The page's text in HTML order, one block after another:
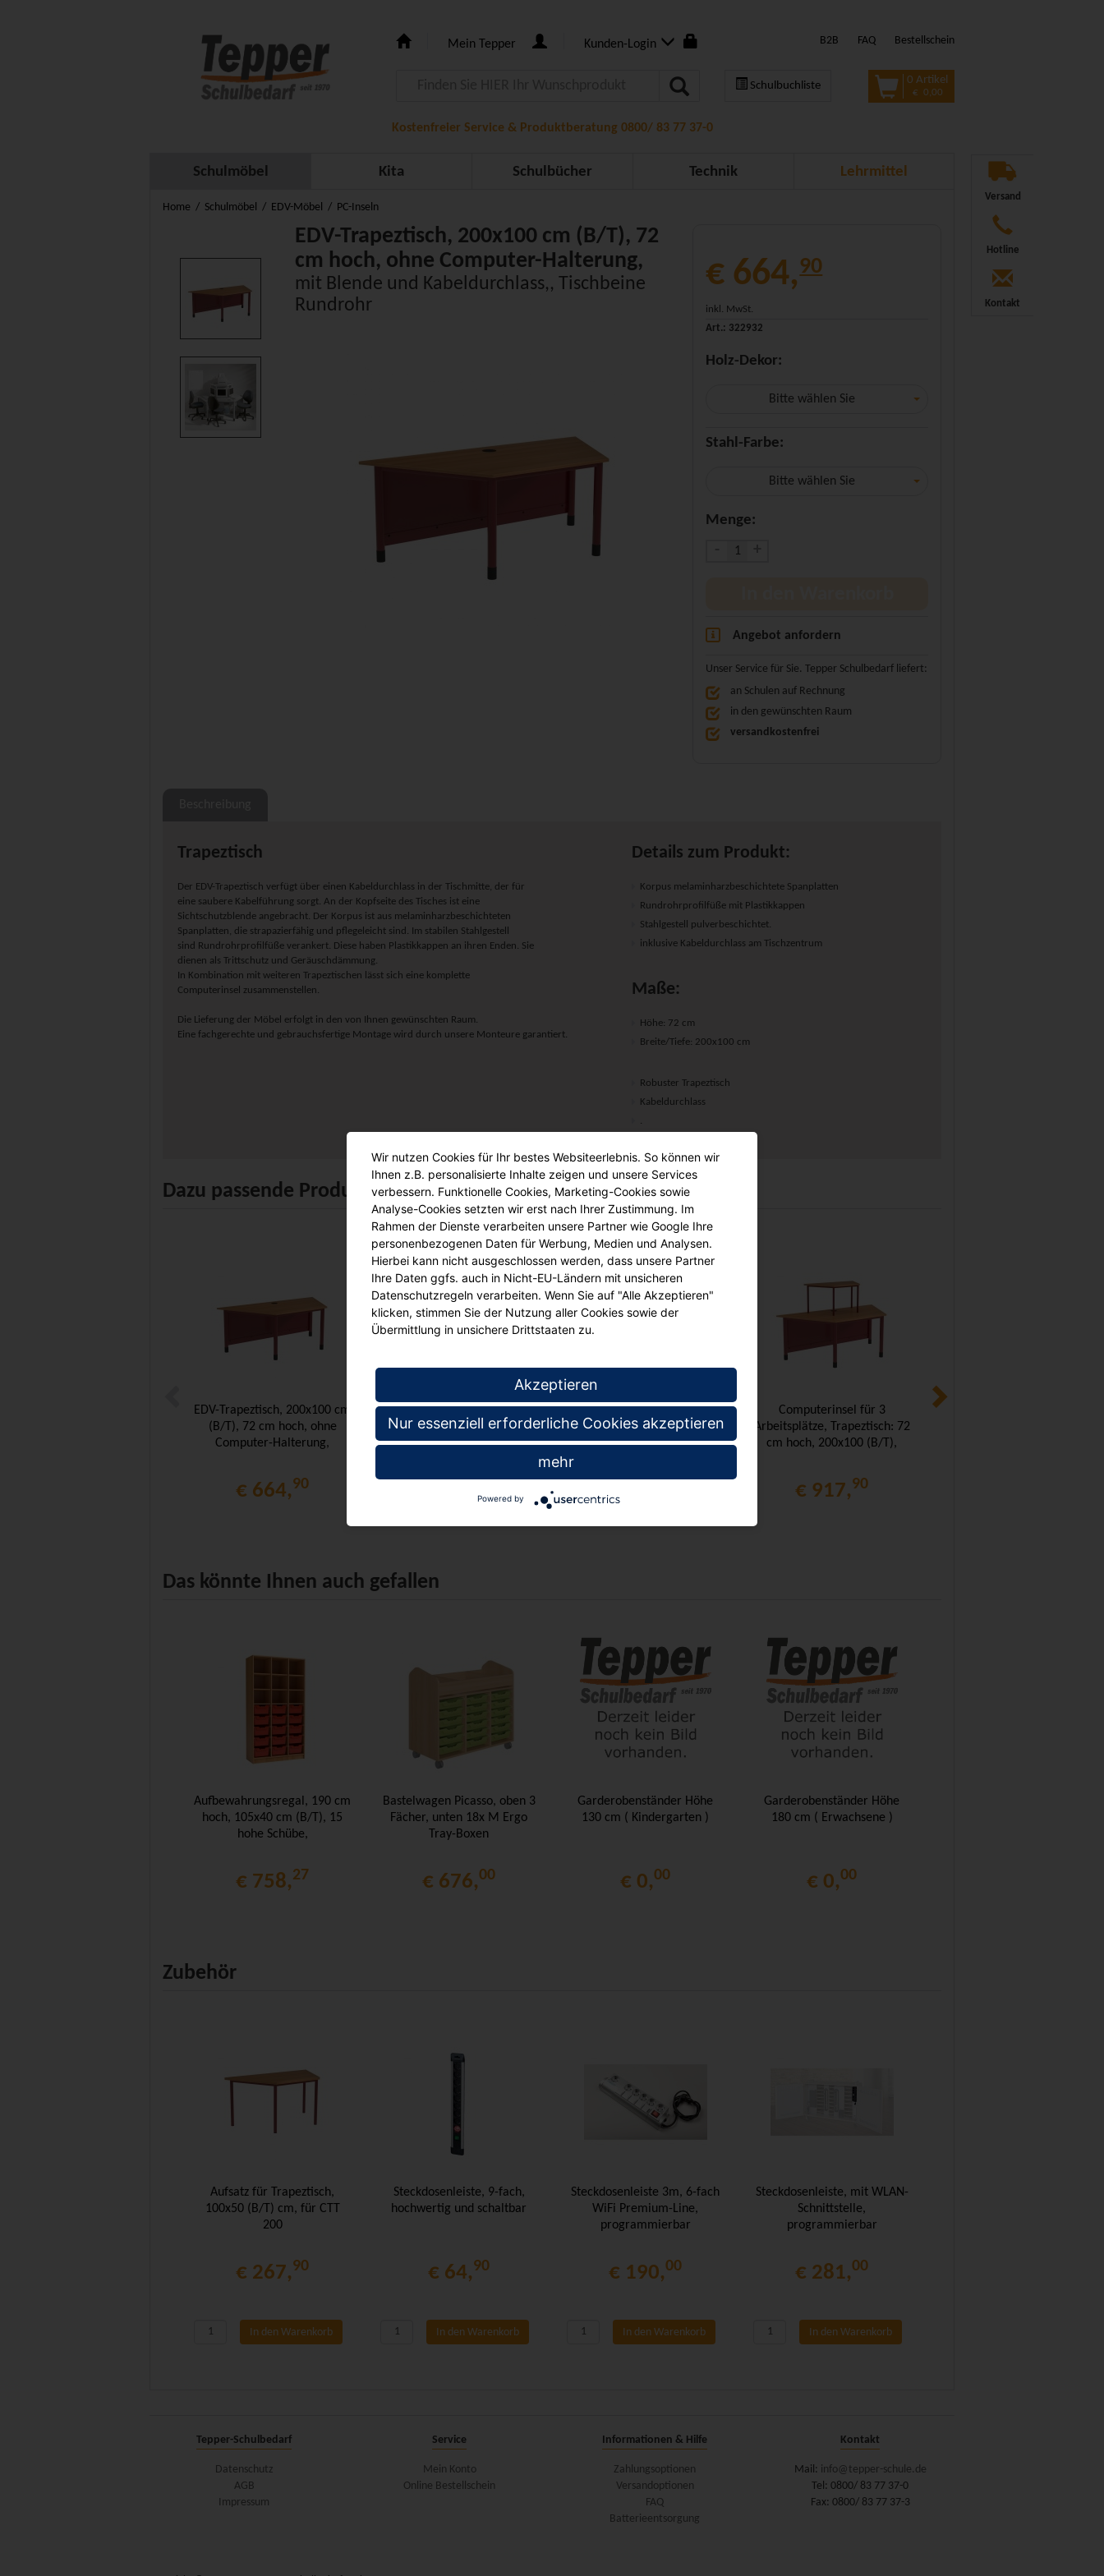
Mein Tepper Kunden-Login B2B FAQ Bestellschein
Schulbuchliste 0 Artikel
€ 0,00
Kostenfreier Service & Produktberatung 0800/ 83 77 37-0
Schulmöbel Kita Schulbücher Technik Lehrmittel
Versand
Hotline
Kontakt
Home Schulmöbel EDV-Möbel PC-Inseln
EDV-Trapeztisch, 200x100 cm (B/T), 72
cm hoch, ohne Computer-Halterung,
mit Blende und Kabeldurchlass,, Tischbeine
Rundrohr
€ 664,90
inkl. MwSt.
Art.: 322932
Holz-Dekor:
Bitte wählen Sie
Stahl-Farbe:
Bitte wählen Sie
Menge:
Angebot anfordern
Unser Service für Sie. Tepper Schulbedarf liefert:
an Schulen auf Rechnung
in den gewünschten Raum
versandkostenfrei
Trapeztisch
Der EDV-Trapeztisch verfügt über einen Kabeldurchlass in der Tischmitte, der für
eine saubere Kabelführung sorgt. An der Kopfseite des Tisches ist eine
Sichtschutzblende angebracht. Der Korpus ist aus melaminharzbeschichteten
Spanplatten, die strapazierfähig und pflegeleicht sind. Im stabilen Stahlgestell
sind Rundrohrprofilfüße verankert. Diese haben Plastikkappen an ihren Enden. Sie
dienen als Trittschutz und Geräuschdämmung.
In Kombination mit weiteren Trapeztischen lässt sich eine komplette
Computerinsel zusammenstellen.
Die Lieferung der Möbel erfolgt in den von Ihnen gewünschten Raum.
Eine fachgerechte und gebrauchsfertige Montage wird durch unsere Monteure garantiert.
Details zum Produkt:
Korpus melaminharzbeschichtete Spanplatten
Rundrohrprofilfüße mit Plastikkappen
Stahlgestell pulverbeschichtet.
inklusive Kabeldurchlass am Tischzentrum
Maße:
Höhe: 72 cm
Breite/Tiefe: 200x100 cm
Robuster Trapeztisch
Kabeldurchlass
.
Dazu passende Produkte
EDV-Trapeztisch, 200x100 cm
(B/T), 72 cm hoch, ohne
Computer-Halterung,
€ 664,90
EDV-Trapeztisch, 240x120 cm
(B/T), 72 cm hoch, ohne
Computer-Halterung,
€ 789,90
Computerinsel für 6
Arbeitsplätze, Trapeztisch: 72
cm hoch, 200x100 (B/T),
€ 1.791, 90
Computerinsel für 3
Arbeitsplätze, Trapeztisch: 72
cm hoch, 200x100 (B/T),
€ 917,90
Das könnte Ihnen auch gefallen
Aufbewahrungsregal, 190 cm
hoch, 105x40 cm (B/T), 15
hohe Schübe,
€ 758,27
Bastelwagen Picasso, oben 3
Fächer, unten 18x M Ergo
Tray-Boxen
€ 676,00
Garderobenständer Höhe
130 cm ( Kindergarten )
€ 0,00
Garderobenständer Höhe
180 cm ( Erwachsene )
€ 0,00
Zubehör
Aufsatz für Trapeztisch,
100x50 (B/T) cm, für CTT
200
€ 267,90
In den Warenkorb
Steckdosenleiste, 9-fach,
hochwertig und schaltbar
€ 64,90
In den Warenkorb
Steckdosenleiste 3m, 6-fach
WiFi Premium-Line,
programmierbar
€ 190,00
In den Warenkorb
Steckdosenleiste, mit WLAN-
Schnittstelle,
programmierbar
€ 281,00
In den Warenkorb
Tepper-Schulbedarf
Datenschutz
AGB
Impressum
Service
Mein Konto
Online Bestellschein
Informationen & Hilfe
Zahlungsoptionen
Versandoptionen
FAQ
Batterieentsorgung
Kontakt
Mail: info@tepper-schule.de
Tel: 0800/ 83 77 37-0
Fax: 0800/ 83 77 37-3
Wir nutzen Cookies für Ihr bestes Websiteerlebnis. So können wir
Ihnen z.B. personalisierte Inhalte zeigen und unsere Services
verbessern. Funktionelle Cookies, Marketing-Cookies sowie
Analyse-Cookies setzten wir erst nach Ihrer Zustimmung. Im
Rahmen der Dienste verarbeiten unsere Partner wie Google Ihre
personenbezogenen Daten für Werbung, Medien und Analysen.
Hierbei kann nicht ausgeschlossen werden, dass unsere Partner
Ihre Daten ggfs. auch in Nicht-EU-Ländern mit unsicheren
Datenschutzregeln verarbeiten. Wenn Sie auf "Alle Akzeptieren"
klicken, stimmen Sie der Nutzung aller Cookies sowie der
Übermittlung in unsichere Drittstaaten zu.
Akzeptieren
Nur essenziell erforderliche Cookies akzeptieren
mehr
Powered by